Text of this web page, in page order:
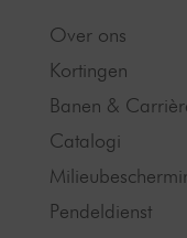
Over ons
Kortingen
Banen &
Catalogi
Pendeldienst